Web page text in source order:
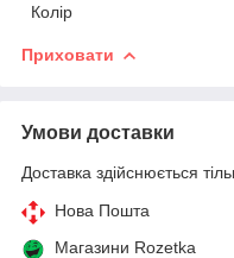
Колір
Приховати
Умови доставки
Доставка здійснюється
Нова Пошта
Магазини Rozetka